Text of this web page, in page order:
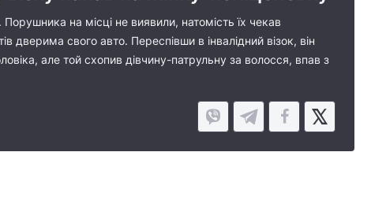
на місці не виявили, натомість їх чекав
дверима свого авто. Переспівши в інвалідний візок, він
але той схопив дівчину-патрульну за волосся, впав з